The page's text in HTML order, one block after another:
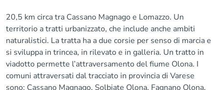
20,5 km circa tra Cassano Magnago e Lomazzo. Un
territorio a tratti urbanizzato, che include anche ambiti
naturalistici. La tratta ha a due corsie per senso di marcia e
si sviluppa in trincea, in rilevato e in galleria. Un tratto in
viadotto permette l’attraversamento del fiume Olona. I
comuni attraversati dal tracciato in provincia di Varese
sono: Cassano Magnago, Solbiate Olona, Fagnano Olona,